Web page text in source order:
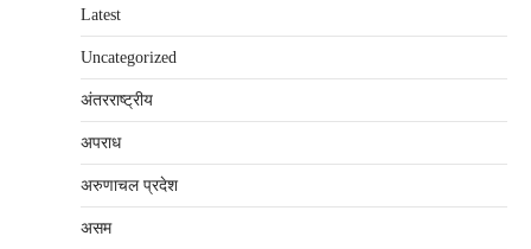
Latest
Uncategorized
अंतरराष्‍ट्रीय
अपराध
अरुणाचल प्रदेश
असम